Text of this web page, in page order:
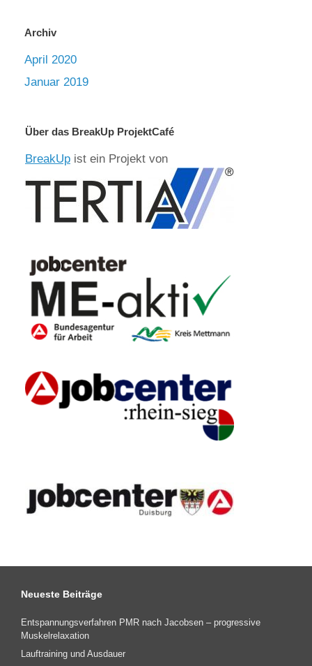
Archiv
April 2020
Januar 2019
Über das BreakUp ProjektCafé
BreakUp ist ein Projekt von
Neueste Beiträge
Entspannungsverfahren PMR nach Jacobsen – progressive
Muskelrelaxation
Lauftraining und Ausdauer